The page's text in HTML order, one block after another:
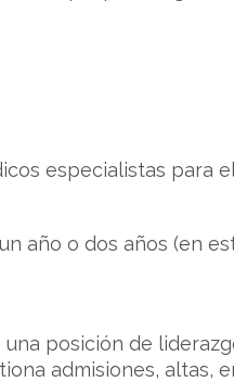
especialistas para
año o dos años (en
posición de
admisiones, altas,